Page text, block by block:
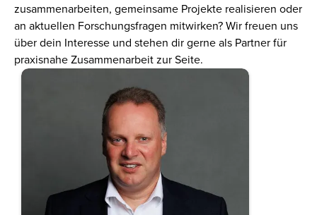
zusammenarbeiten, gemeinsame Projekte realisieren oder
an aktuellen Forschungsfragen mitwirken? Wir freuen uns
über dein Interesse und stehen dir gerne als Partner für
praxisnahe Zusammenarbeit zur Seite.